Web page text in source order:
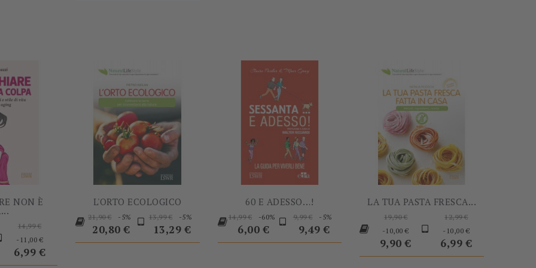
NON È
Prezzo
base
14,99 €
-11,00 €
6,99 €
L'ORTO ECOLOGICO
Prezzo
base
21,90 € -5%
Prezzo
20,80 €
Prezzo
base
13,99 € -5%
Prezzo
13,29 €
60 E ADESSO…!
Prezzo
base
14,99 € -60%
Prezzo
6,00 €
Prezzo
base
9,99 € -5%
9,49 €
LA TUA PASTA FRESCA...
Prezzo
base
19,90 €
-10,00 €
Prezzo
9,90 €
Prezzo
base
12,99 €
-10,00 €
6,99 €